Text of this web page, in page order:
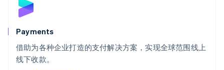
Payments
借助为各种企业打造的支付解决方案，实现全球范围线上
线下收款。
English
斯洛文尼亚
泰国
ไทยEnglish
希腊
English